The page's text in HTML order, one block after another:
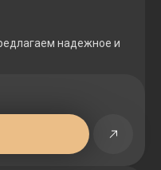
надежное и